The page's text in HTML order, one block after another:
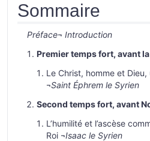
Sommaire
Préface¬ Introduction
Premier temps fort, avant
Le Christ, homme et
¬Saint Éphrem le Syrien
Second temps fort, avant
L’humilité et l’ascèse
Roi ¬Isaac le Syrien